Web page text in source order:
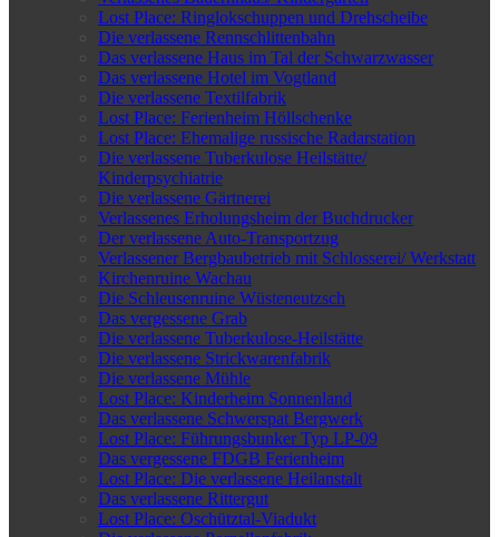
Lost Place: Ringlokschuppen und Drehscheibe
Die verlassene Rennschlittenbahn
Das verlassene Haus im Tal der Schwarzwasser
Das verlassene Hotel im Vogtland
Die verlassene Textilfabrik
Lost Place: Ferienheim Höllschenke
Lost Place: Ehemalige russische Radarstation
Die verlassene Tuberkulose Heilstätte/
Kinderpsychiatrie
Die verlassene Gärtnerei
Verlassenes Erholungsheim der Buchdrucker
Der verlassene Auto-Transportzug
Verlassener Bergbaubetrieb mit Schlosserei/ Werkstatt
Kirchenruine Wachau
Die Schleusenruine Wüsteneutzsch
Das vergessene Grab
Die verlassene Tuberkulose-Heilstätte
Die verlassene Strickwarenfabrik
Die verlassene Mühle
Lost Place: Kinderheim Sonnenland
Das verlassene Schwerspat Bergwerk
Lost Place: Führungsbunker Typ LP-09
Das vergessene FDGB Ferienheim
Lost Place: Die verlassene Heilanstalt
Das verlassene Rittergut
Lost Place: Oschütztal-Viadukt